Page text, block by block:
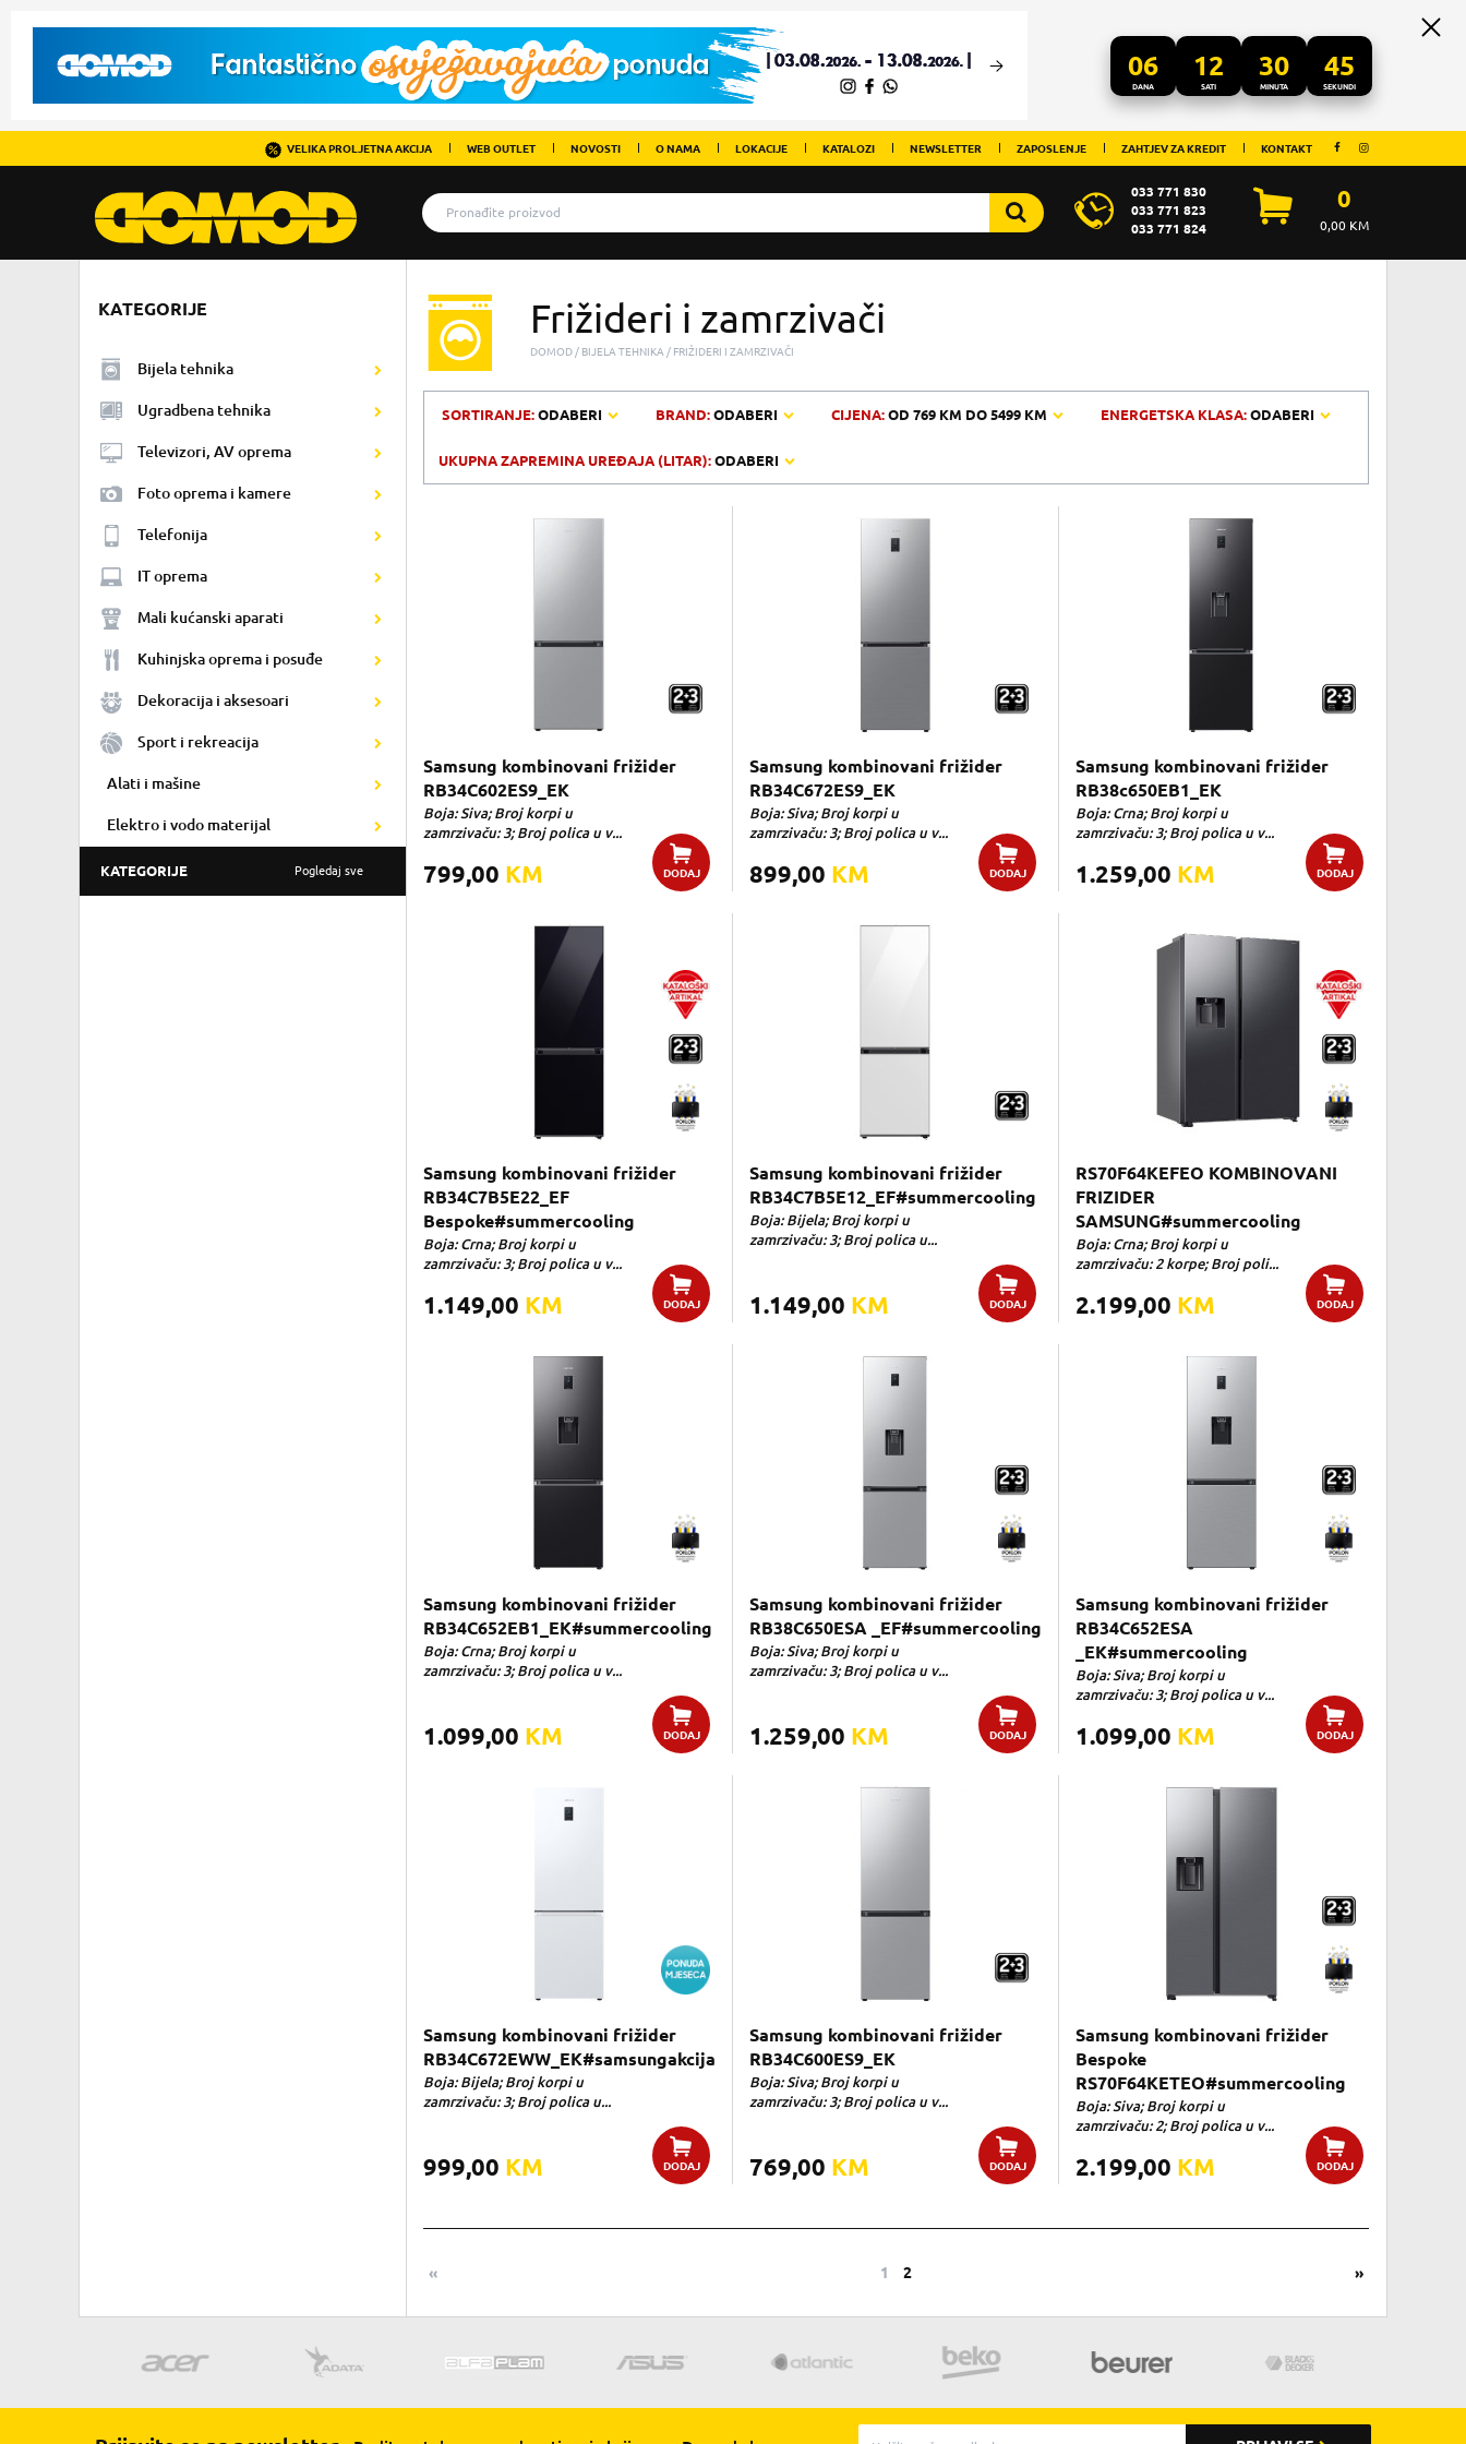
06
DANA
12
SATI
30
MINUTA
45
SEKUNDI
VELIKA PROLJETNA AKCIJA WEB OUTLET NOVOSTI O NAMA LOKACIJE KATALOZI NEWSLETTER ZAPOSLENJE ZAHTJEV ZA KREDIT KONTAKT
033 771 830
033 771 823
033 771 824
0
0,00KM
KATEGORIJE
Bijela tehnika
Ugradbena tehnika
Televizori, AV oprema
Foto oprema i kamere
Telefonija
IT oprema
Mali kućanski aparati
Kuhinjska oprema i posuđe
Dekoracija i aksesoari
Sport i rekreacija
Alati i mašine
Elektro i vodo materijal
KATEGORIJE Pogledaj sve
Frižideri i zamrzivači
DOMOD BIJELA TEHNIKA FRIŽIDERI I ZAMRZIVAČI
SORTIRANJE:ODABERI BRAND:ODABERI CIJENA:OD 769 KM DO5499 KM ENERGETSKA KLASA:ODABERI
UKUPNA ZAPREMINA UREĐAJA (LITAR):ODABERI
Samsung kombinovani frižider
RB34C602ES9_EK
Boja: Siva; Broj korpi u
zamrzivaču: 3; Broj polica u v...
799,00 KM DODAJ
Samsung kombinovani frižider
RB34C672ES9_EK
Boja: Siva; Broj korpi u
zamrzivaču: 3; Broj polica u v...
899,00 KM DODAJ
Samsung kombinovani frižider
RB38c650EB1_EK
Boja: Crna; Broj korpi u
zamrzivaču: 3; Broj polica u v...
1.259,00 KM DODAJ
Samsung kombinovani frižider
RB34C7B5E22_EF
Bespoke#summercooling
Boja: Crna; Broj korpi u
zamrzivaču: 3; Broj polica u v...
1.149,00 KM DODAJ
Samsung kombinovani frižider
RB34C7B5E12_EF#summercooling
Boja: Bijela; Broj korpi u
zamrzivaču: 3; Broj polica u...
1.149,00 KM DODAJ
RS70F64KEFEO KOMBINOVANI
FRIZIDER
SAMSUNG#summercooling
Boja: Crna; Broj korpi u
zamrzivaču: 2 korpe; Broj poli...
2.199,00 KM DODAJ
Samsung kombinovani frižider
RB34C652EB1_EK#summercooling
Boja: Crna; Broj korpi u
zamrzivaču: 3; Broj polica u v...
1.099,00 KM DODAJ
Samsung kombinovani frižider
RB38C650ESA _EF#summercooling
Boja: Siva; Broj korpi u
zamrzivaču: 3; Broj polica u v...
1.259,00 KM DODAJ
Samsung kombinovani frižider
RB34C652ESA
_EK#summercooling
Boja: Siva; Broj korpi u
zamrzivaču: 3; Broj polica u v...
1.099,00 KM DODAJ
Samsung kombinovani frižider
RB34C672EWW_EK#samsungakcija
Boja: Bijela; Broj korpi u
zamrzivaču: 3; Broj polica u...
999,00 KM DODAJ
Samsung kombinovani frižider
RB34C600ES9_EK
Boja: Siva; Broj korpi u
zamrzivaču: 3; Broj polica u v...
769,00 KM DODAJ
Samsung kombinovani frižider
Bespoke
RS70F64KETEO#summercooling
Boja: Siva; Broj korpi u
zamrzivaču: 2; Broj polica u v...
2.199,00 KM DODAJ
« 1 2 »